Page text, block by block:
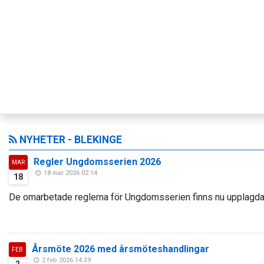
NYHETER - BLEKINGE
MAR
18
Regler Ungdomsserien 2026
18 mar 2026 02:14
De omarbetade reglerna för Ungdomsserien finns nu
FEB Årsmöte 2026 med årsmöteshandlingar
2 feb 2026 14:39